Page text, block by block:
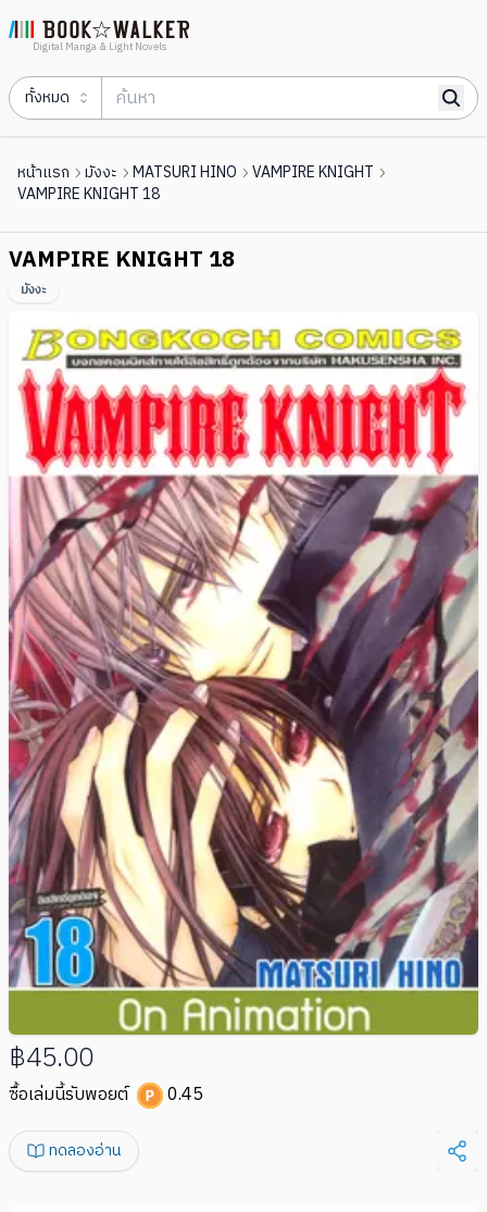
Digital Manga & Light Novels
ทั้งหมด
หน้าแรก มังงะ MATSURI HINO
VAMPIRE KNIGHT
VAMPIRE KNIGHT 18
VAMPIRE KNIGHT 18
มังงะ
฿45.00
ซื้อเล่มนี้รับพอยต์ 0.45
ทดลองอ่าน